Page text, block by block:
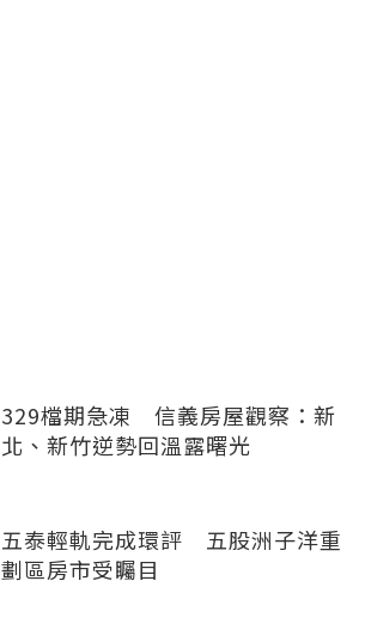
329檔期急凍 信義房屋觀察：新
北、新竹逆勢回溫露曙光
五泰輕軌完成環評 五股洲子洋重
劃區房市受矚目